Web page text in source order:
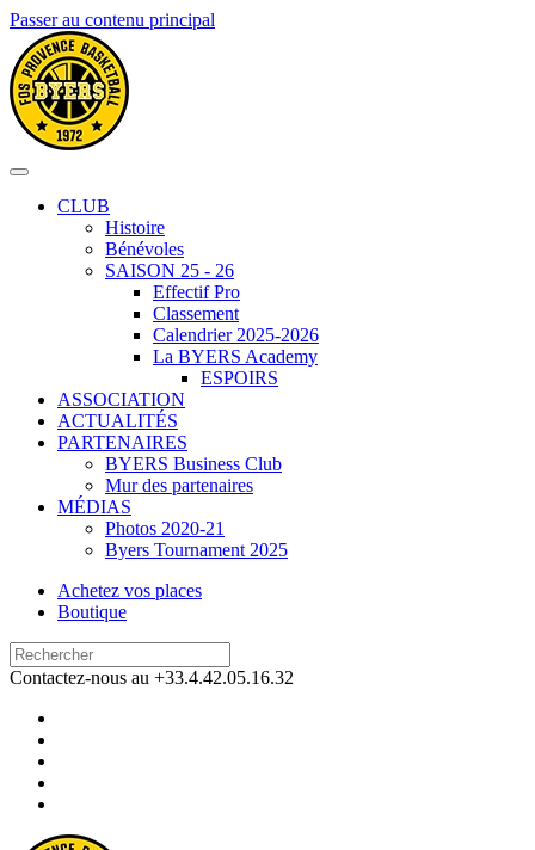
Passer au contenu principal
CLUB
Histoire
Bénévoles
SAISON 25 - 26
Effectif Pro
Classement
Calendrier 2025-2026
La BYERS Academy
ESPOIRS
ASSOCIATION
ACTUALITÉS
PARTENAIRES
BYERS Business Club
Mur des partenaires
MÉDIAS
Photos 2020-21
Byers Tournament 2025
Achetez vos places
Boutique
Contactez-nous au +33.4.42.05.16.32